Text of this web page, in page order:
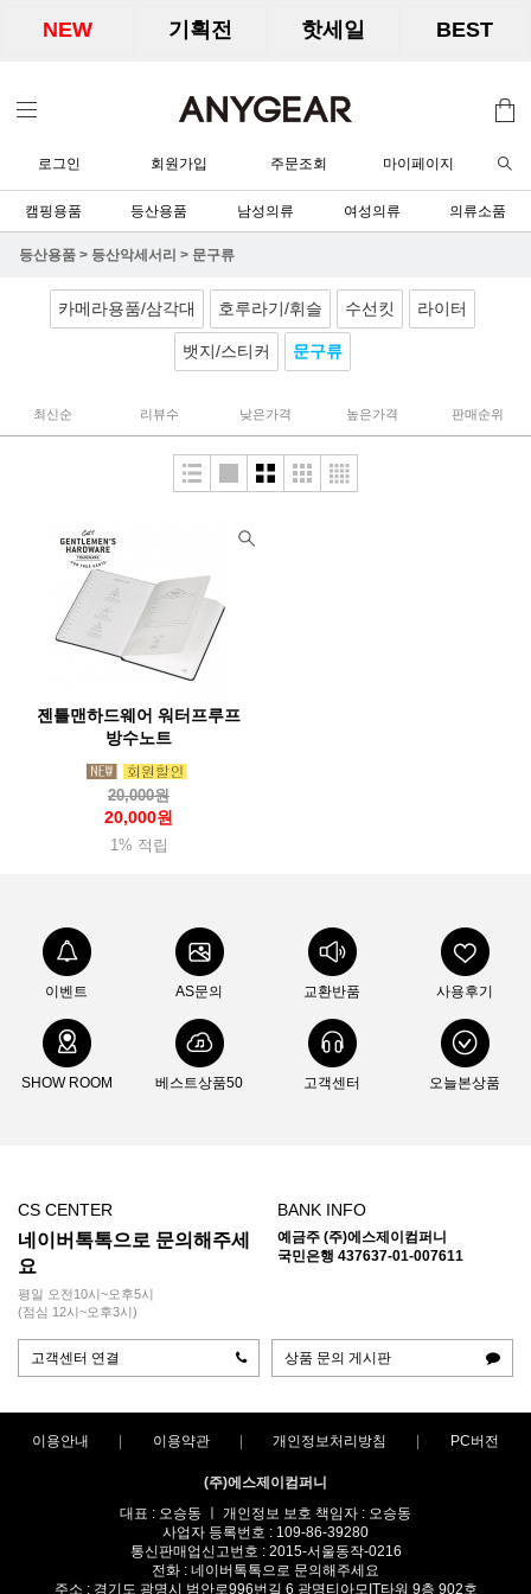
NEW 기획전 핫세일 BEST
로그인 회원가입 주문조회 마이페이지
캠핑용품 등산용품 남성의류 여성의류 의류소품
등산용품 > 등산악세서리 > 문구류
카메라용품/삼각대 호루라기/휘슬 수선킷 라이터
뱃지/스티커 문구류
최신순 리뷰수 낮은가격 높은가격 판매순위
젠틀맨하드웨어 워터프루프
방수노트
20,000원
20,000원
1% 적립
이벤트 AS문의 교환반품 사용후기
SHOW ROOM 베스트상품50 고객센터 오늘본상품
CS CENTER
네이버톡톡으로 문의해주세
요
평일 오전10시~오후5시
(점심 12시~오후3시)
BANK INFO
예금주 (주)에스제이컴퍼니
국민은행 437637-01-007611
고객센터 연결 상품 문의 게시판
이용안내 이용약관 개인정보처리방침 PC버전
(주)에스제이컴퍼니
대표 : 오승동 ㅣ 개인정보 보호 책임자 : 오승동
사업자 등록번호 : 109-86-39280
통신판매업신고번호 : 2015-서울동작-0216
전화 : 네이버톡톡으로 문의해주세요
주소 : 경기도 광명시 범안로996번길 6 광명티아모IT타워 9층 902호